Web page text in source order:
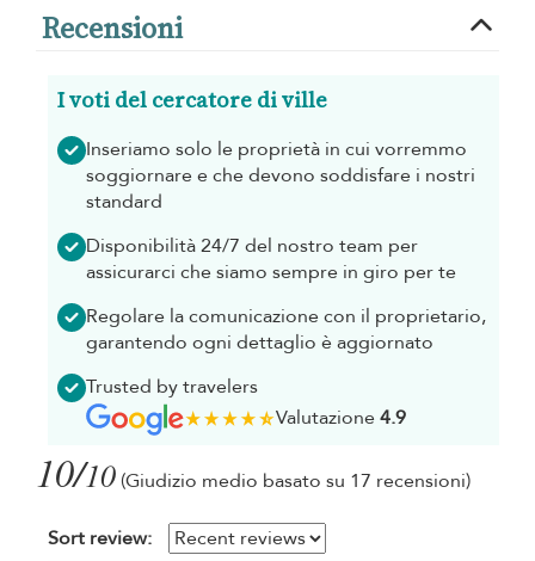
Recensioni
I voti del cercatore di ville
Inseriamo solo le proprietà in cui vorremmo
soggiornare e che devono soddisfare i nostri
standard
Disponibilità 24/7 del nostro team per
assicurarci che siamo sempre in giro per te
Regolare la comunicazione con il proprietario,
garantendo ogni dettaglio è aggiornato
Trusted by travelers
Valutazione4.9
10/10 (Giudizio medio basato su 17 recensioni)
Sort review: